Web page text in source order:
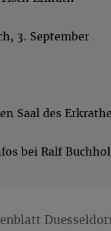
3. September
Saal des
bei Ralf